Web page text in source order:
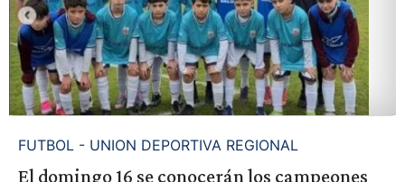
FUTBOL - UNION DEPORTIVA REGIONAL
El domingo 16 se conocerán los campeones